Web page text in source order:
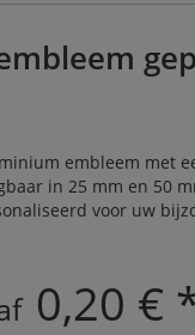
embleem met
in 25 mm en 50
voor uw
0,20 €